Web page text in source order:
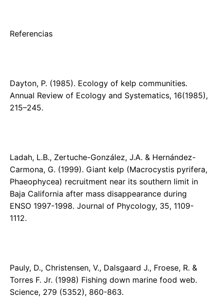
Referencias
Dayton, P. (1985). Ecology of kelp communities.
Annual Review of Ecology and Systematics, 16(1985),
215–245.
Ladah, L.B., Zertuche-González, J.A. & Hernández-
Carmona, G. (1999). Giant kelp (Macrocystis pyrifera,
Phaeophycea) recruitment near its southern limit in
Baja California after mass disappearance during
ENSO 1997-1998. Journal of Phycology, 35, 1109-
1112.
Pauly, D., Christensen, V., Dalsgaard J., Froese, R. &
Torres F. Jr. (1998) Fishing down marine food web.
Science, 279 (5352), 860-863.